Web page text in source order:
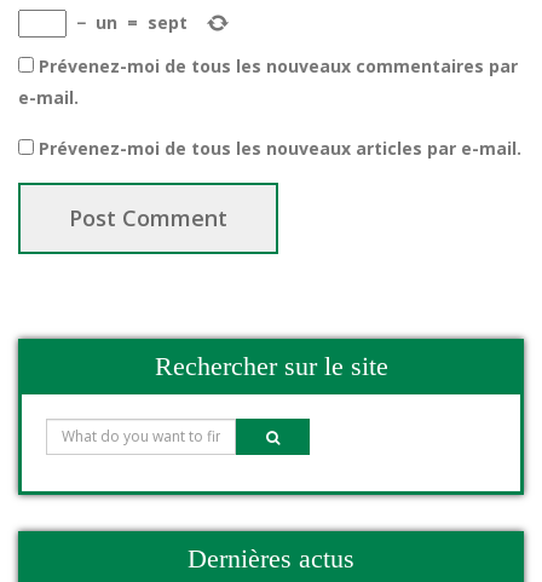
− un = sept
Prévenez-moi de tous les nouveaux commentaires par
e-mail.
Prévenez-moi de tous les nouveaux articles par e-mail.
Rechercher sur le site
Dernières actus